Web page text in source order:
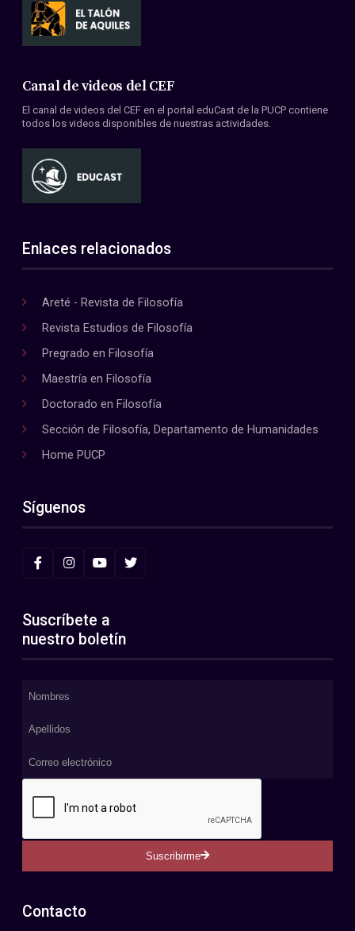
Canal de videos del CEF
El canal de videos del CEF en el portal eduCast de la PUCP contiene
todos los videos disponibles de nuestras actividades.
Enlaces relacionados
Areté - Revista de Filosofía
Revista Estudios de Filosofía
Pregrado en Filosofía
Maestría en Filosofía
Doctorado en Filosofía
Sección de Filosofía, Departamento de Humanidades
Home PUCP
Síguenos
Suscríbete a
nuestro boletín
Suscribirme
Contacto